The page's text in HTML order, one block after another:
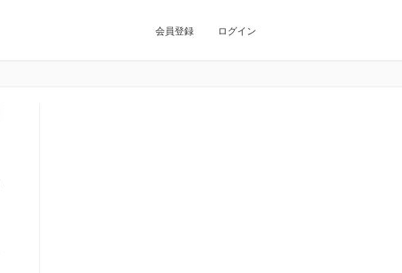
会員登録 ログイン